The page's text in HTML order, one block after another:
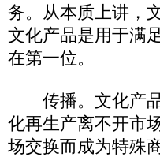
务。从本质上讲，
文化产品是用于满
在第一位。
传播。文化产品
化再生产离不开市
场交换而成为特殊